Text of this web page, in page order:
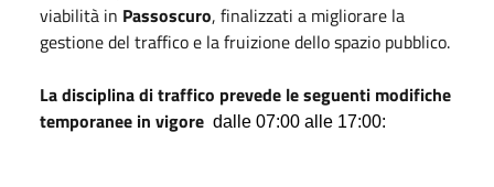
viabilità in Passoscuro, finalizzati a migliorare la
gestione del traffico e la fruizione dello spazio pubblico.
La disciplina di traffico prevede le seguenti modifiche
temporanee in vigore dalle 07:00 alle 17:00: